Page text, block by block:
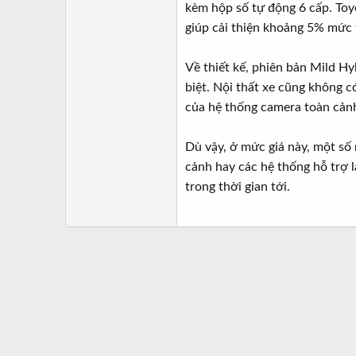
kèm hộp số tự động 6 cấp.
giúp cải thiện khoảng 5%
Về thiết kế, phiên bản Mild
biệt. Nội thất xe cũng không
của hệ thống camera toàn
Dù vậy, ở mức giá này, một
cảnh hay các hệ thống hỗ trợ
trong thời gian tới.